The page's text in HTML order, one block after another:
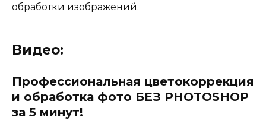
обработки изображений.
Видео:
Профессиональная цветокоррекция
и обработка фото БЕЗ PHOTOSHOP
за 5 минут!